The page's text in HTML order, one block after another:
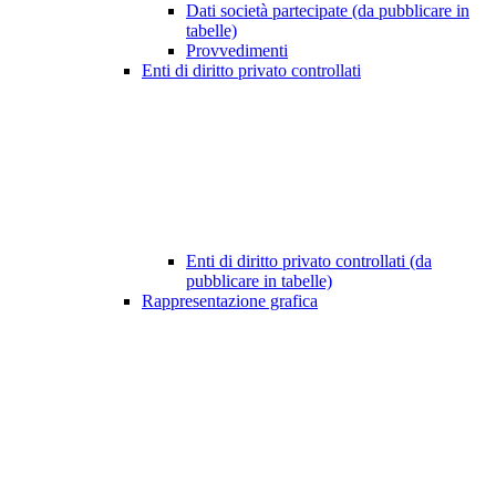
Dati società partecipate (da pubblicare in
tabelle)
Provvedimenti
Enti di diritto privato controllati
Enti di diritto privato controllati (da
pubblicare in tabelle)
Rappresentazione grafica